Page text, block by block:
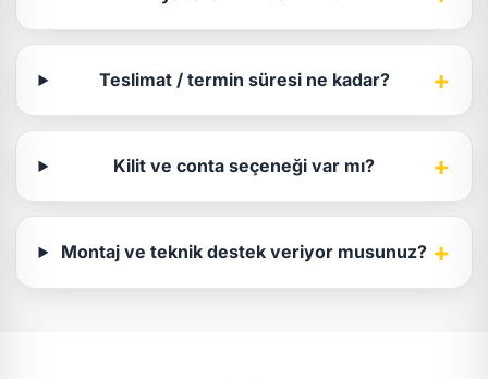
Teslimat / termin süresi ne kadar? +
Kilit ve conta seçeneği var mı? +
Montaj ve teknik destek veriyor musunuz? +